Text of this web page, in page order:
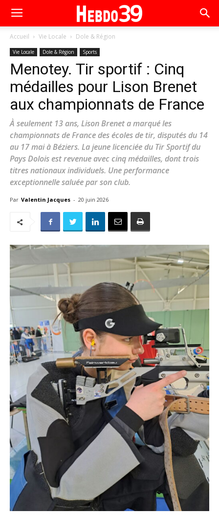
Accueil Vie Locale Dole & Région
Vie Locale Dole & Région Sports
Menotey. Tir sportif : Cinq
médailles pour Lison Brenet
aux championnats de France
À seulement 13 ans, Lison Brenet a marqué les
championnats de France des écoles de tir, disputés du 14
au 17 mai à Béziers. La jeune licenciée du Tir Sportif du
Pays Dolois est revenue avec cinq médailles, dont trois
titres nationaux individuels. Une performance
exceptionnelle saluée par son club.
Par Valentin Jacques - 20 juin 2026